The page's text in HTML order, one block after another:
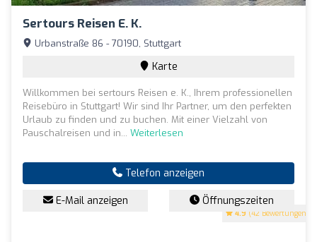
Sertours Reisen E. K.
4.9 (42 Bewertungen)
Urbanstraße 86 - 70190, Stuttgart
Karte
Willkommen bei sertours Reisen e. K., Ihrem professionellen
Reisebüro in Stuttgart! Wir sind Ihr Partner, um den perfekten
Urlaub zu finden und zu buchen. Mit einer Vielzahl von
Pauschalreisen und in... Weiterlesen
Telefon anzeigen
E-Mail anzeigen Öffnungszeiten